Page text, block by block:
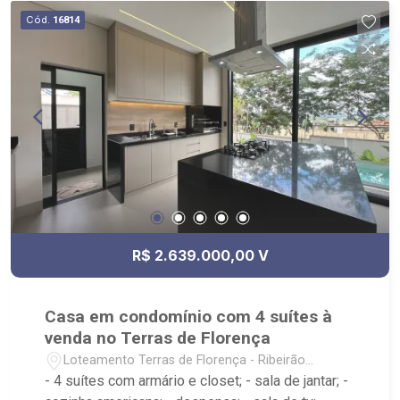
climatizados; - Paisagismo completo; -
Revestimentos nobres e modernos; - Móveis
planejados de alto padrão; - 4 vagas cobertas; -
Condomínio com Club House com portaria 24
horas, quadras de tênis, beach tênis, piscina,
academia, playground, cinema, espaço gourmet,
salão de festas, quadra poliesportiva; - Próximo
ao CrossFit Bonfim, Restaurante Zucker, Mundo
Animal Centro Veterinário, Posto Alpha Center.
Cód. 16814
R$ 2.639.000,00 V
Casa em condomínio com 4 suítes à
venda no Terras de Florença
Loteamento Terras de Florença - Ribeirão
Preto/SP
- 4 suítes com armário e closet; - sala de jantar; -